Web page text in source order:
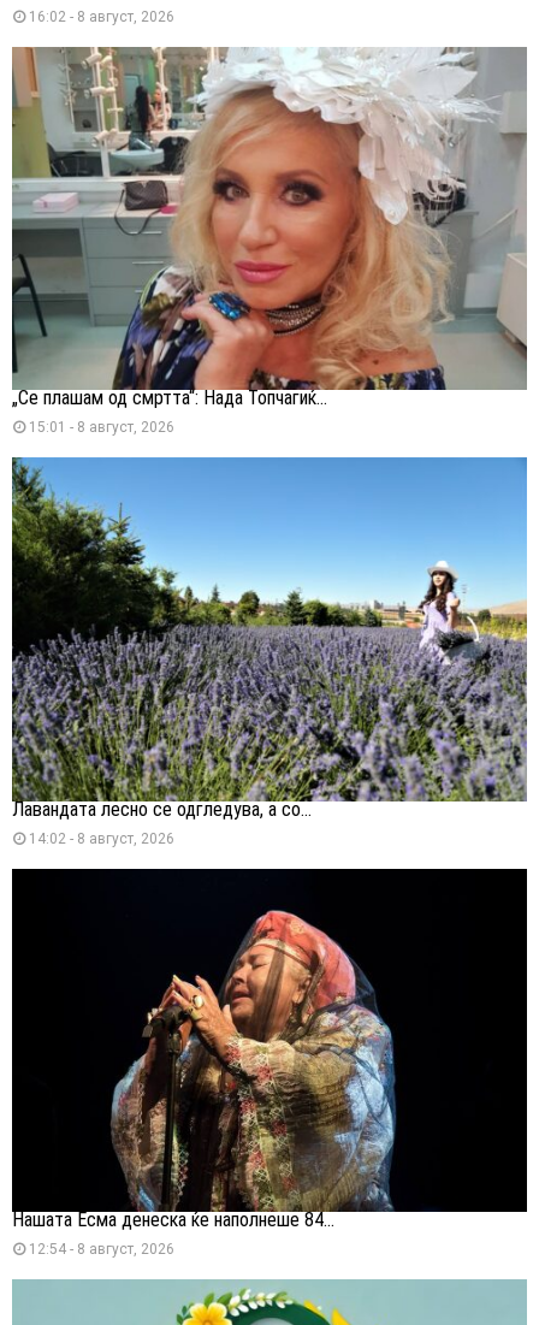
16:02 - 8 август, 2026
„Се плашам од смртта“: Нада Топчагиќ...
15:01 - 8 август, 2026
Лавандата лесно се одгледува, а со...
14:02 - 8 август, 2026
Нашата Есма денеска ќе наполнеше 84...
12:54 - 8 август, 2026